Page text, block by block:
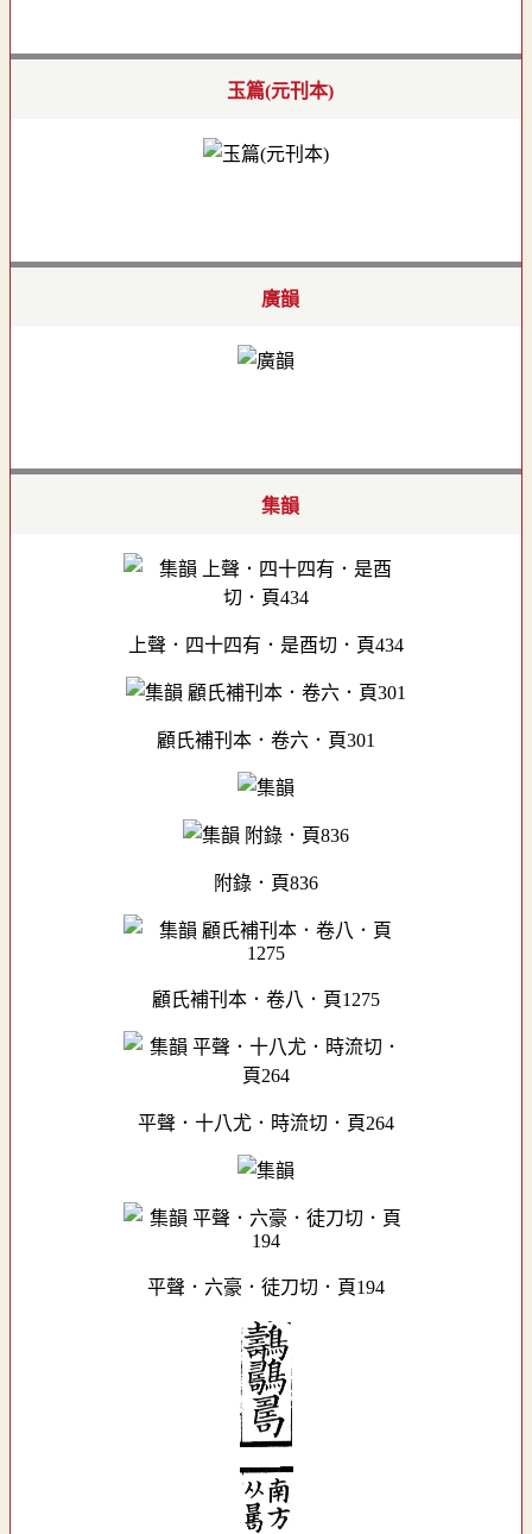
玉篇(元刊本)
廣韻
集韻
上聲．四十四有．是酉切．頁434
顧氏補刊本．卷六．頁301
附錄．頁836
顧氏補刊本．卷八．頁1275
平聲．十八尤．時流切．頁264
平聲．六豪．徒刀切．頁194